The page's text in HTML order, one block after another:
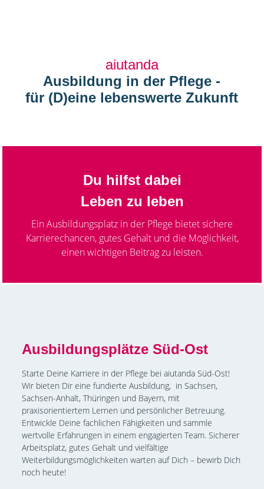
aiutanda
Ausbildung in der Pflege -
für (D)eine lebenswerte Zukunft
Du hilfst dabei
Leben zu leben
Ein Ausbildungsplatz in der Pflege bietet sichere
Karrierechancen, gutes Gehalt und die Möglichkeit,
einen wichtigen Beitrag zu leisten.
Ausbildungsplätze Süd-Ost
Starte Deine Karriere in der Pflege bei aiutanda Süd-Ost!
Wir bieten Dir eine fundierte Ausbildung, in Sachsen,
Sachsen-Anhalt, Thüringen und Bayern, mit
praxisorientiertem Lernen und persönlicher Betreuung.
Entwickle Deine fachlichen Fähigkeiten und sammle
wertvolle Erfahrungen in einem engagierten Team. Sicherer
Arbeitsplatz, gutes Gehalt und vielfältige
Weiterbildungsmöglichkeiten warten auf Dich – bewirb Dich
noch heute!